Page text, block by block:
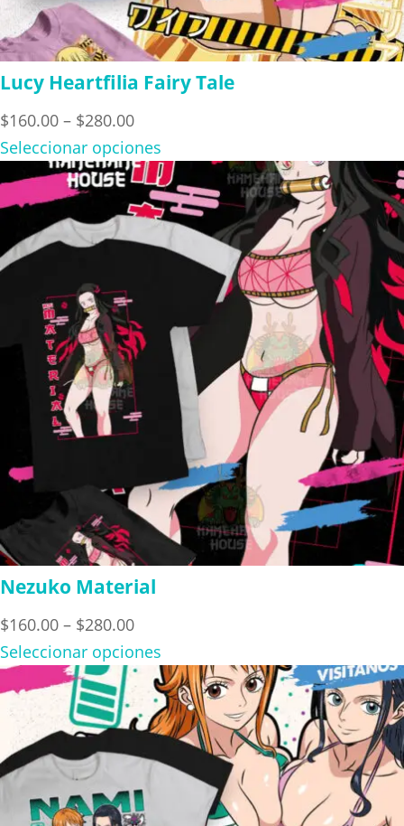
Lucy Heartfilia Fairy Tale
$160.00 – $280.00Price
range:
$160.00
through
$280.00
Seleccionar opciones
Nezuko Material
$160.00 – $280.00Price
range:
$160.00
through
$280.00
Seleccionar opciones